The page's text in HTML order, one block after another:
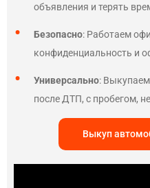
объявления и терять
Безопасно: Работаем
конфиденциальность и
Универсально:
после ДТП, с пробегом,
Выкуп